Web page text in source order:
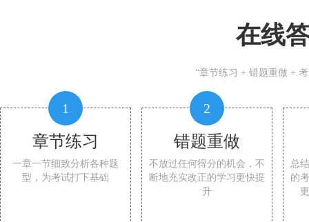
在线
“章节练习 + 错题重做 +
1
章节练习
一章一节细致分析各种题
型，为考试打下基础
2
错题重做
不放过任何得分的机会，不
断地充实改正的学习更快提
升
总
的